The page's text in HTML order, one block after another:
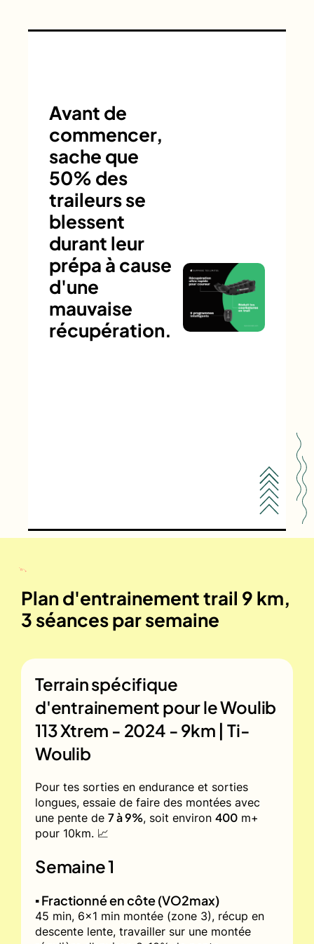
Avant de
commencer,
sache que
50% des
traileurs se
blessent
durant leur
prépa à cause
d'une
mauvaise
récupération.
Plan d'entrainement trail 9 km,
3 séances par semaine
Terrain spécifique
d'entrainement pour leWoulib
113 Xtrem - 2024 - 9km | Ti-
Woulib
Pour tes sorties en endurance et sorties
longues, essaie de faire des montées avec
une pente de 7 à 9%, soit environ 400 m+
pour 10km. 📈
Semaine 1
▪️ Fractionné en côte (VO2max)
45 min, 6x1 min montée (zone 3), récup en
descente lente, travailler sur une montée